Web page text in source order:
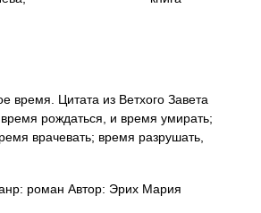
время. Цитата из Ветхого Завета
рождаться, и время умирать;
врачевать; время разрушать,
роман Автор: Эрих Мария